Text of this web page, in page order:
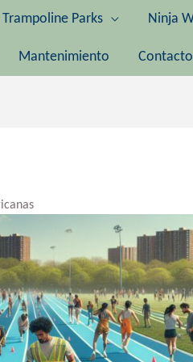
Trampoline Parks Ninja
Mantenimiento Contacto